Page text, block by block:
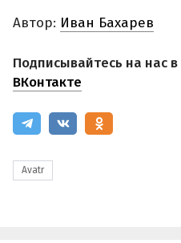
Автор: Иван Бахарев
Подписывайтесь на нас в
ВКонтакте
Avatr